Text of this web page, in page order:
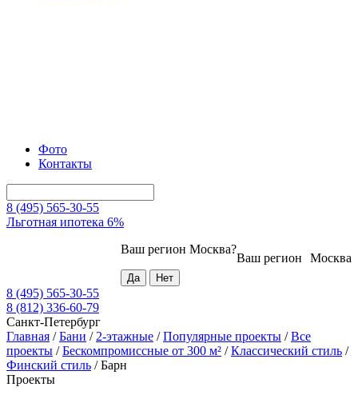
Фото
Контакты
8 (495) 565-30-55
Льготная ипотека 6%
Москва
Ваш регион
Ваш регион Москва?
8 (495) 565-30-55
8 (812) 336-60-79
Санкт-Петербург
Главная /Бани / 2-этажные /Популярные проекты /Все
проекты /Бескомпромиссные от 300 м² /Классический стиль /
Финский стиль /Барн
Проекты